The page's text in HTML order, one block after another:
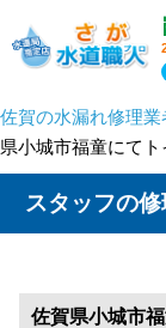
佐賀の水漏れ修理業
県小城市福童にてト
スタッフの
佐賀県小城市